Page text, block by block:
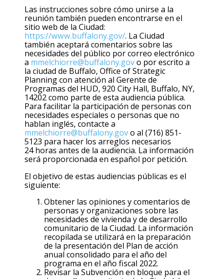
Las instrucciones sobre cómo unirse a la
reunión también pueden encontrarse en el
sitio web de la Ciudad:
https://www.buffalony.gov/. La Ciudad
también aceptará comentarios sobre las
necesidades del público por correo electrónico
a mmelchiorre@buffalony.govo por escrito a
la ciudad de Buffalo, Office of Strategic
Planning con atención al Gerente de
Programas del HUD, 920 City Hall, Buffalo, NY,
14202 como parte de esta audiencia pública.
Para facilitar la participación de personas con
necesidades especiales o personas que no
hablan inglés, contacte a
mmelchiorre@buffalony.govo al (716) 851-
5123 para hacer los arreglos necesarios
24 horas antes de la audiencia. La información
será proporcionada en español por petición.
El objetivo de estas audiencias públicas es el
siguiente:
Obtener las opiniones y comentarios de
personas y organizaciones sobre las
necesidades de vivienda y de desarrollo
comunitario de la Ciudad. La información
recopilada se utilizará en la preparación
de la presentación del Plan de acción
anual consolidado para el año del
programa en el año fiscal 2022.
Revisar la Subvención en bloque para el